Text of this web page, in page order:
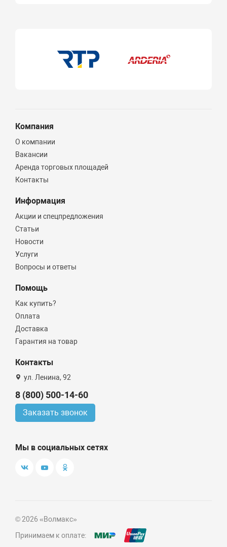
Компания
О компании
Вакансии
Аренда торговых площадей
Контакты
Информация
Акции и спецпредложения
Статьи
Новости
Услуги
Вопросы и ответы
Помощь
Как купить?
Оплата
Доставка
Гарантия на товар
Контакты
ул. Ленина, 92
8 (800) 500-14-60
Заказать звонок
Мы в социальных сетях
© 2026 «Волмакс»
Принимаем к оплате: